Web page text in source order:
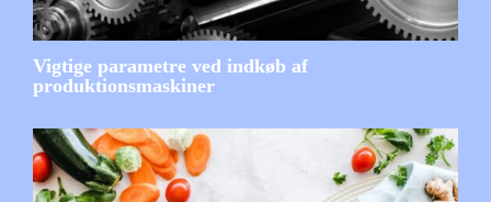
Vigtige parametre ved indkøb af
produktionsmaskiner